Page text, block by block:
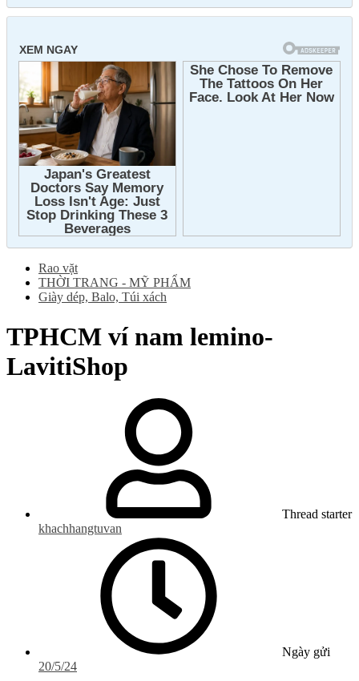
Rao vặt
THỜI TRANG - MỸ PHẨM
Giày dép, Balo, Túi xách
TPHCM ví nam lemino-
LavitiShop
Thread starter
khachhangtuvan
Ngày gửi
20/5/24